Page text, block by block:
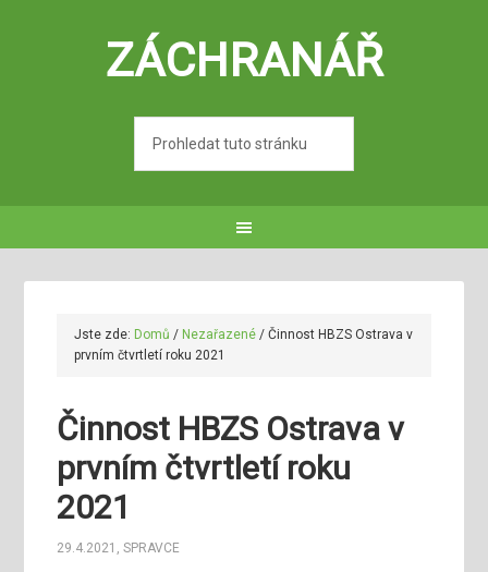
ZÁCHRANÁŘ
Jste zde: Domů / Nezařazené / Činnost HBZS Ostrava v
prvním čtvrtletí roku 2021
Činnost HBZS Ostrava v
prvním čtvrtletí roku
2021
29.4.2021 ,SPRAVCE